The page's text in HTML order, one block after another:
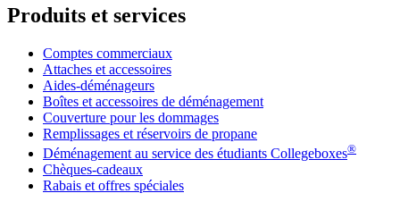
Produits et services
Comptes commerciaux
Attaches et accessoires
Aides-déménageurs
Boîtes et accessoires de déménagement
Couverture pour les dommages
Remplissages et réservoirs de propane
Déménagement au service des étudiants Collegeboxes®
Chèques-cadeaux
Rabais et offres spéciales